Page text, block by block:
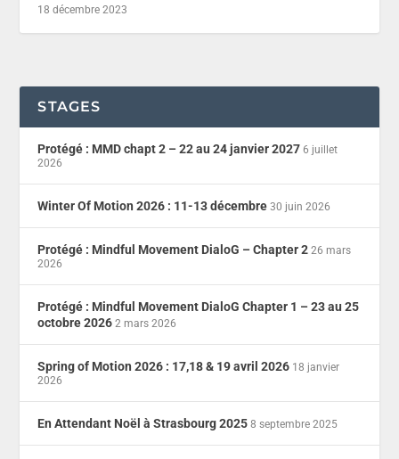
18 décembre 2023
STAGES
Protégé : MMD chapt 2 – 22 au 24 janvier 2027 6 juillet
2026
Winter Of Motion 2026 : 11-13 décembre 30 juin 2026
Protégé : Mindful Movement DialoG – Chapter 2 26 mars
2026
Protégé : Mindful Movement DialoG Chapter 1 – 23 au 25
octobre 2026 2 mars 2026
Spring of Motion 2026 : 17,18 & 19 avril 2026 18 janvier
2026
En Attendant Noël à Strasbourg 2025 8 septembre 2025